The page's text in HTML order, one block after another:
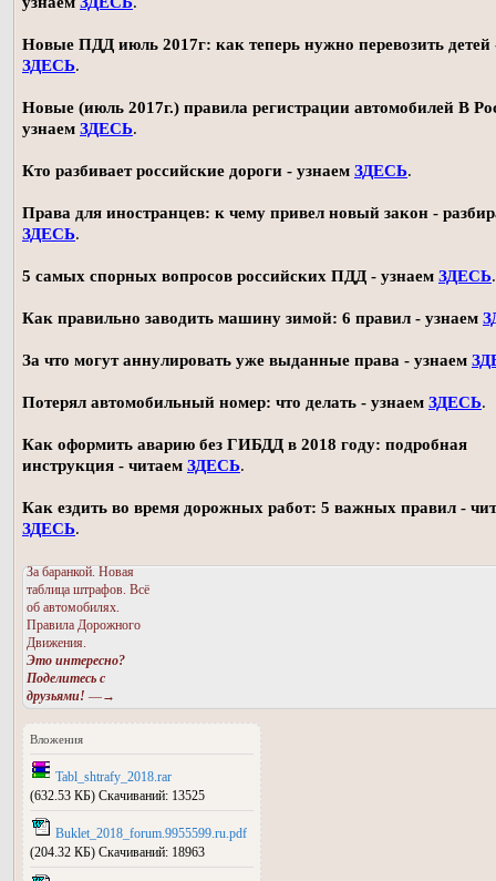
Новые ПДД июль 2017г: как теперь нужно перевозить детей
ЗДЕСЬ.
Новые (июль 2017г.) правила регистрации автомобилей В
узнаем ЗДЕСЬ.
Кто разбивает российские дороги - узнаем ЗДЕСЬ.
Права для иностранцев: к чему привел новый закон -
ЗДЕСЬ.
5 самых спорных вопросов российских ПДД - узнаем ЗДЕСЬ.
Как правильно заводить машину зимой: 6 правил - узнаем
За что могут аннулировать уже выданные права - узнаем
Потерял автомобильный номер: что делать - узнаем ЗДЕСЬ.
Как оформить аварию без ГИБДД в 2018 году: подробная
инструкция - читаем ЗДЕСЬ.
Как ездить во время дорожных работ: 5 важных правил -
ЗДЕСЬ.
За баранкой. Новая
таблица штрафов. Всё
об автомобилях.
Правила Дорожного
Движения.
Это интересно?
Поделитесь с
друзьями! —→
Вложения
Tabl_shtrafy_2018.rar
(632.53 КБ) Скачиваний: 13525
Buklet_2018_forum.9955599.ru.pdf
(204.32 КБ) Скачиваний: 18963